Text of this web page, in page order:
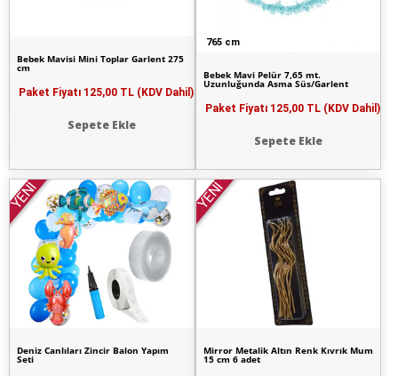
Bebek Mavisi Mini Toplar Garlent 275
cm
Paket Fiyatı 125,00 TL (KDV Dahil)
Sepete Ekle
765 cm
Bebek Mavi Pelür 7,65 mt.
Uzunluğunda Asma Süs/Garlent
Paket Fiyatı 125,00 TL (KDV Dahil)
Sepete Ekle
YENİ
Deniz Canlıları Zincir Balon Yapım
Seti
YENİ
Mirror Metalik Altın Renk Kıvrık Mum
15 cm 6 adet